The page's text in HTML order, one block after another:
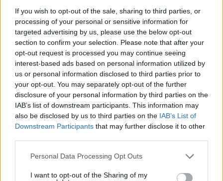
If you wish to opt-out of the sale, sharing to third parties, or
processing of your personal or sensitive information for
targeted advertising by us, please use the below opt-out
section to confirm your selection. Please note that after your
opt-out request is processed you may continue seeing
interest-based ads based on personal information utilized by
us or personal information disclosed to third parties prior to
your opt-out. You may separately opt-out of the further
disclosure of your personal information by third parties on the
IAB’s list of downstream participants. This information may
also be disclosed by us to third parties on the IAB’s List of
Downstream Participants that may further disclose it to other
Please note that this website/app uses one or more Google
not limited to your visit or usage behaviour. You may click to
Personal Data Processing Opt Outs
I want to opt-out of the Sharing of my
Πανεπιστημίου Πατρών για τη μελέτη των
βενθικών απορριμμάτων στον Σαρωνικό και τον
Θερμαϊκό Κόλπο, καθώς και με την Ερευνητική
Ομάδα Θαλάσσιας Τηλεπισκόπησης του
Πανεπιστήμιο Αιγαίου για τον εντοπισμό και τη
χαρτογράφηση πλαστικών χρησιμοποιώντας τη
σύγχρονη τεχνολογία.
Photo Rights-Managed byΠυγμαλίων
Ειδήσεις σήμερα: